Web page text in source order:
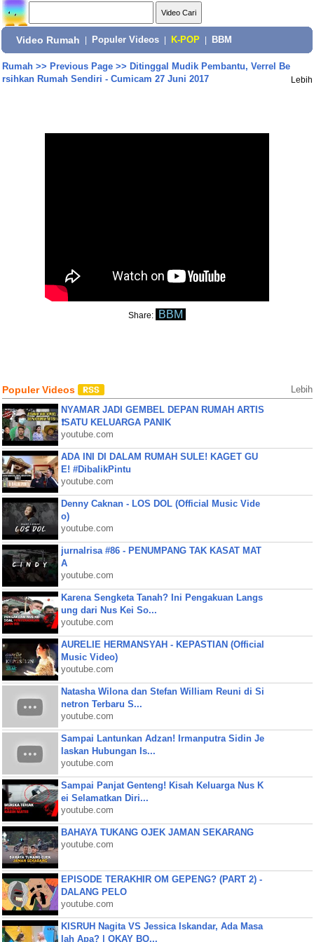
Video Rumah Populer Videos K-POP BBM
Rumah>> Previous Page>> Ditinggal Mudik Pembantu, Verrel Be
rsihkan Rumah Sendiri - Cumicam 27 Juni 2017
Lebih
Share: BBM
Populer Videos Lebih
NYAMAR JADI GEMBEL DEPAN RUMAH ARTIS
❗SATU KELUARGA PANIK
youtube.com
ADA INI DI DALAM RUMAH SULE! KAGET GU
E! #DibalikPintu
youtube.com
Denny Caknan - LOS DOL (Official Music Vide
o)
youtube.com
jurnalrisa #86 - PENUMPANG TAK KASAT MAT
A
youtube.com
Karena Sengketa Tanah? Ini Pengakuan Langs
ung dari Nus Kei So...
youtube.com
AURELIE HERMANSYAH - KEPASTIAN (Official
Music Video)
youtube.com
Natasha Wilona dan Stefan William Reuni di Si
netron Terbaru S...
youtube.com
Sampai Lantunkan Adzan! Irmanputra Sidin Je
laskan Hubungan Is...
youtube.com
Sampai Panjat Genteng! Kisah Keluarga Nus K
ei Selamatkan Diri...
youtube.com
BAHAYA TUKANG OJEK JAMAN SEKARANG
youtube.com
EPISODE TERAKHIR OM GEPENG? (PART 2) -
DALANG PELO
youtube.com
KISRUH Nagita VS Jessica Iskandar, Ada Masa
lah Apa? | OKAY BO...